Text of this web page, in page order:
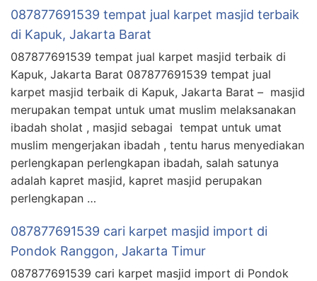
087877691539 tempat jual karpet masjid terbaik
di Kapuk, Jakarta Barat
087877691539 tempat jual karpet masjid terbaik di
Kapuk, Jakarta Barat 087877691539 tempat jual
karpet masjid terbaik di Kapuk, Jakarta Barat – masjid
merupakan tempat untuk umat muslim melaksanakan
ibadah sholat , masjid sebagai tempat untuk umat
muslim mengerjakan ibadah , tentu harus menyediakan
perlengkapan perlengkapan ibadah, salah satunya
adalah kapret masjid, kapret masjid perupakan
perlengkapan …
087877691539 cari karpet masjid import di
Pondok Ranggon, Jakarta Timur
087877691539 cari karpet masjid import di Pondok